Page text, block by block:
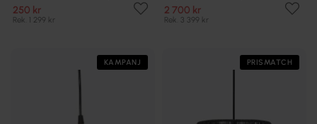
250 kr
Rek. 1 299 kr
2 700 kr
Rek. 3 399 kr
KAMPANJ PRISMATCH